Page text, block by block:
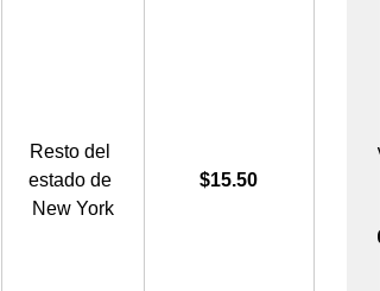
Resto del
estado de
New York
$15.50